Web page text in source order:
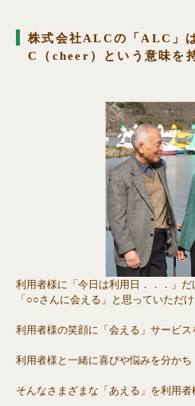
株式会社ALCの「ALC」
C（cheer）という意味を
利用者様に「今日は利用日．．．」だ
「○○さんに会える」と思っていただ
利用者様の笑顔に「会える」サービス
利用者様と一緒に喜びや悩みを分かち
そんなさまざまな「あえる」を利用者